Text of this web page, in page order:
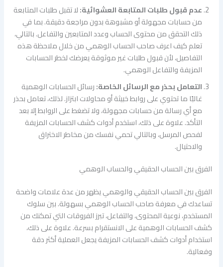
عدم قبول طلبات المتابعة العشوائية:لا تقبل طلبات المتابعة
من حسابات مجهولة أو مشبوهة بدون مراجعة دقيقة. بما في
ذلك التحقق من محتوى الحساب وعدد المتابعين والتفاعل. بالتالي،
تعلم كيف اعرف صاحب الحساب الوهمي من خلال ملاحظة هذه
التفاصيل، لأن قبول طلبات غير موثوقة يعرضك لخطر الحسابات
المزيفة والتفاعل الوهمي.
التعامل بحذر مع الرسائل الخاصة:رسائل الحسابات الوهمية
غالبًا ما تحتوي على روابط خبيثة أو محاولات ابتزاز. لذلك، تعامل بحذر
مع أي رسالة من حسابات مجهولة، ولا تضغط على الروابط إلا بعد
التأكد. علاوة على ذلك، استخدم أدوات كشف الحسابات المزيفة
لفحص المرسل، وبالتالي تحمي نفسك من مخاطر الاختراق
والاحتيال.
الفرق بين الحساب الحقيقي والحساب الوهمي
الفرق بين الحساب الحقيقي والوهمي يظهر من عدة علامات واضحة
تساعدك في معرفة صاحب الحساب الوهمي بسهولة. بين سلوك
المستخدم، نوعية المحتوى، والتفاعل، تبرز الفروقات التي تمكنك من
كشف الحسابات الوهمية على الانستقرام بسرعة. علاوة على ذلك،
استخدام أدوات كشف الحسابات المزيفة يجعل العملية أكثر دقة
وفعالية.